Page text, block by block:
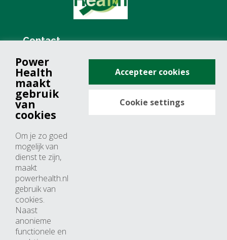
Contact
+31 (0)76 571 19 68
info@powerhealth.nl
Adresse
4817 ZH breda
Nederland
Horaires d’ouvertures
Du lundi au jeudi: 09:00 – 17:00
Vendredi: 09:00 – 15:00
Power
Health
maakt
gebruik
van
cookies
Om je zo goed
mogelijk van
dienst te zijn,
maakt
powerhealth.nl
gebruik van
cookies.
Naast
anonieme
functionele en
Accepteer cookies
Cookie settings